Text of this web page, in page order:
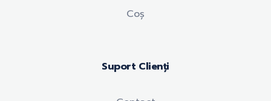
Coș
Suport Clienți